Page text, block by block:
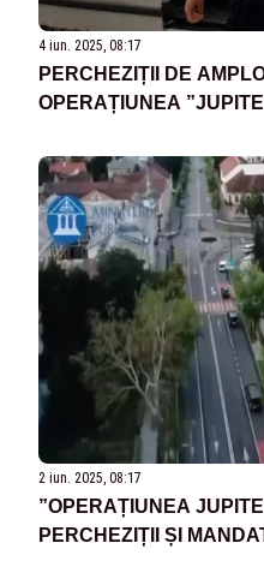
4 iun. 2025, 08:17
PERCHEZIȚII DE
OPERAȚIUNEA
2 iun. 2025, 08:17
”OPERAȚIUNEA
PERCHEZIȚII ȘI